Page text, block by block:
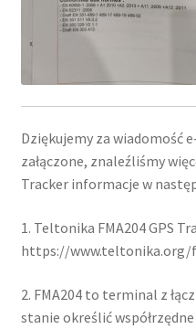
Dziękujemy za wiadomość
załączone, znaleźliśmy
Tracker informacje w
1. Teltonika FMA204 GPS
https://www.teltonika.org/
2. FMA204 to terminal z
stanie określić